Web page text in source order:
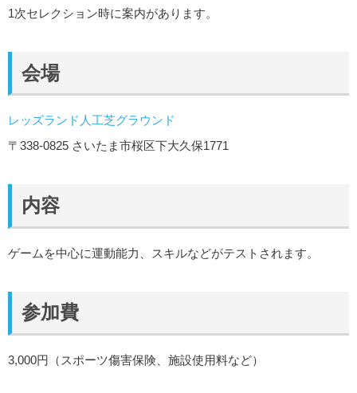
1次セレクション時に案内があります。
会場
レッズランド人工芝グラウンド
〒338-0825 さいたま市桜区下大久保1771
内容
ゲームを中心に運動能力、スキルなどがテストされます。
参加費
3,000円（スポーツ傷害保険、施設使用料など）